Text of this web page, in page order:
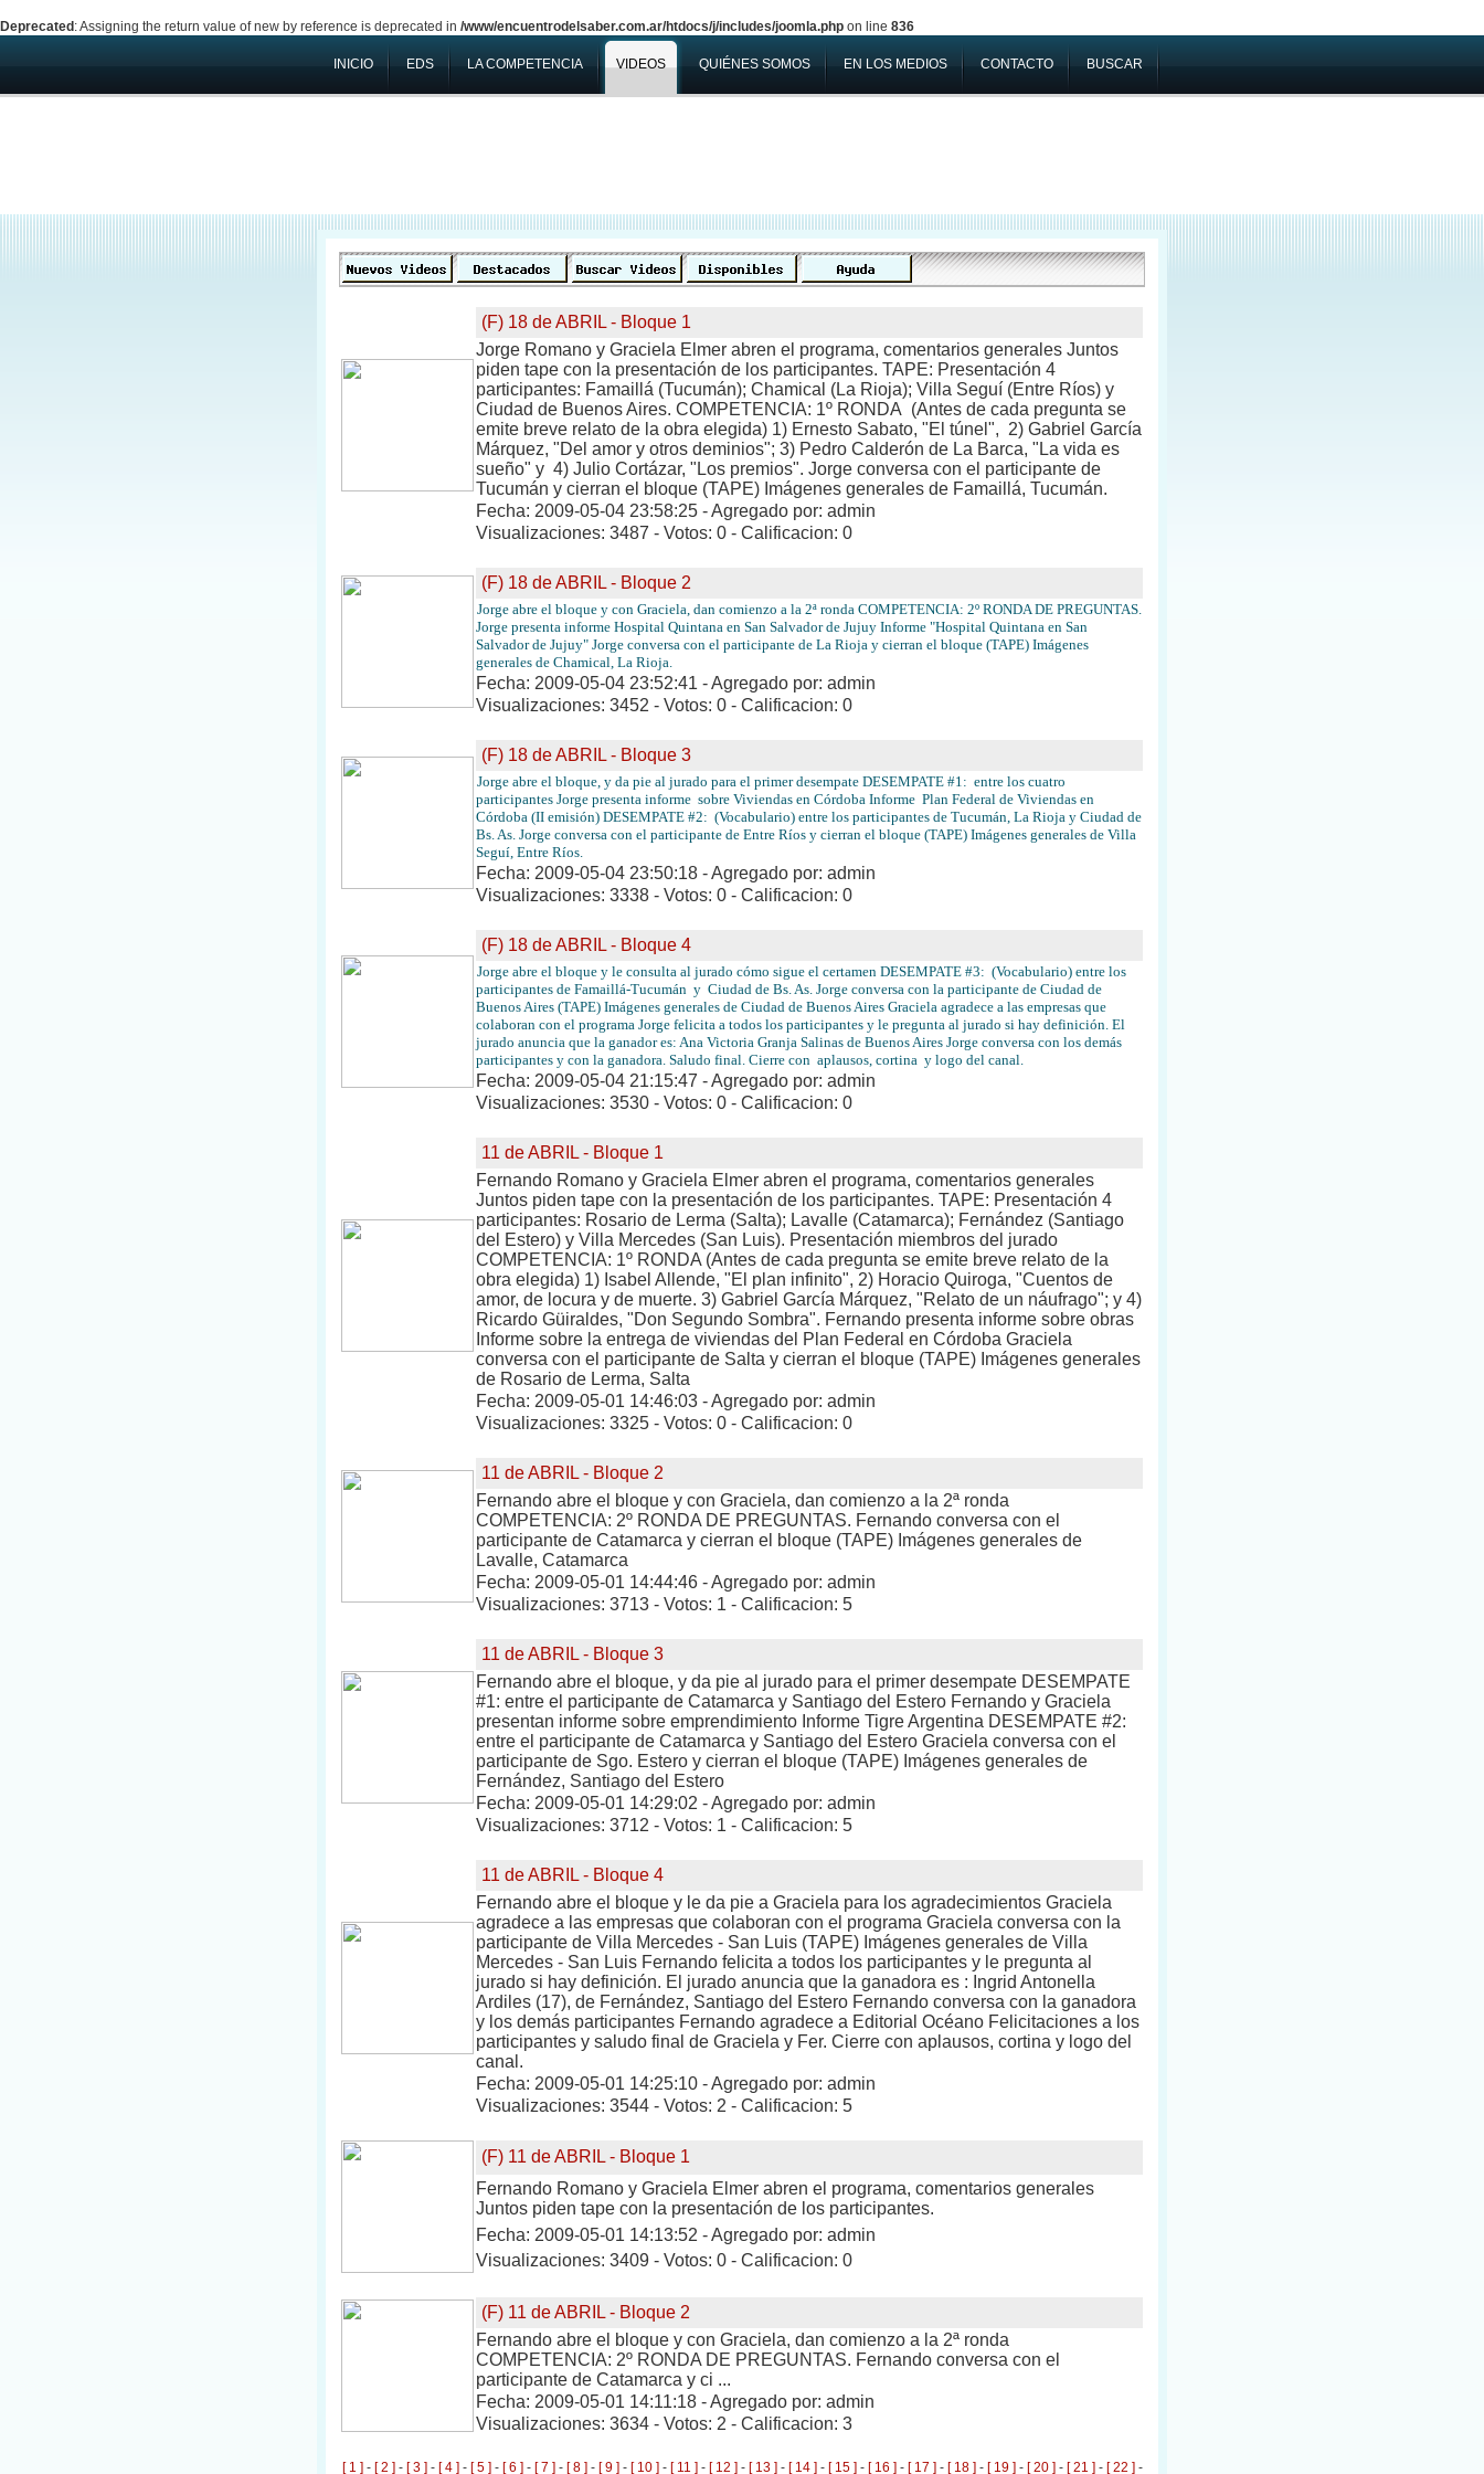
Deprecated : Assigning the return value of new by reference is deprecated in /www/encuentrodelsaber.com.ar/htdocs/j/includes/joomla.php on line 836
INICIO EDS LA COMPETENCIA VIDEOS QUIÉNES SOMOS EN LOS MEDIOS CONTACTO BUSCAR
(F) 18 de ABRIL - Bloque 1
Jorge Romano y Graciela Elmer abren el programa, comentarios generales Juntos
piden tape con la presentación de los participantes. TAPE: Presentación 4
participantes: Famaillá (Tucumán); Chamical (La Rioja); Villa Seguí (Entre Ríos) y
Ciudad de Buenos Aires. COMPETENCIA: 1º RONDA (Antes de cada pregunta se
emite breve relato de la obra elegida) 1) Ernesto Sabato, "El túnel", 2) Gabriel García
Márquez, "Del amor y otros deminios"; 3) Pedro Calderón de La Barca, "La vida es
sueño" y 4) Julio Cortázar, "Los premios". Jorge conversa con el participante de
Tucumán y cierran el bloque (TAPE) Imágenes generales de Famaillá, Tucumán.
Fecha: 2009-05-04 23:58:25 - Agregado por: admin
Visualizaciones: 3487 - Votos: 0 - Calificacion: 0
(F) 18 de ABRIL - Bloque 2
Jorge abre el bloque y con Graciela, dan comienzo a la 2ª ronda COMPETENCIA: 2º RONDA DE PREGUNTAS.
Jorge presenta informe Hospital Quintana en San Salvador de Jujuy Informe "Hospital Quintana en San
Salvador de Jujuy" Jorge conversa con el participante de La Rioja y cierran el bloque (TAPE) Imágenes
generales de Chamical, La Rioja.
Fecha: 2009-05-04 23:52:41 - Agregado por: admin
Visualizaciones: 3452 - Votos: 0 - Calificacion: 0
(F) 18 de ABRIL - Bloque 3
Jorge abre el bloque, y da pie al jurado para el primer desempate DESEMPATE #1: entre los cuatro
participantes Jorge presenta informe sobre Viviendas en Córdoba Informe Plan Federal de Viviendas en
Córdoba (II emisión) DESEMPATE #2: (Vocabulario) entre los participantes de Tucumán, La Rioja y Ciudad de
Bs. As. Jorge conversa con el participante de Entre Ríos y cierran el bloque (TAPE) Imágenes generales de Villa
Seguí, Entre Ríos.
Fecha: 2009-05-04 23:50:18 - Agregado por: admin
Visualizaciones: 3338 - Votos: 0 - Calificacion: 0
(F) 18 de ABRIL - Bloque 4
Jorge abre el bloque y le consulta al jurado cómo sigue el certamen DESEMPATE #3: (Vocabulario) entre los
participantes de Famaillá-Tucumán y Ciudad de Bs. As. Jorge conversa con la participante de Ciudad de
Buenos Aires (TAPE) Imágenes generales de Ciudad de Buenos Aires Graciela agradece a las empresas que
colaboran con el programa Jorge felicita a todos los participantes y le pregunta al jurado si hay definición. El
jurado anuncia que la ganador es: Ana Victoria Granja Salinas de Buenos Aires Jorge conversa con los demás
participantes y con la ganadora. Saludo final. Cierre con aplausos, cortina y logo del canal.
Fecha: 2009-05-04 21:15:47 - Agregado por: admin
Visualizaciones: 3530 - Votos: 0 - Calificacion: 0
11 de ABRIL - Bloque 1
Fernando Romano y Graciela Elmer abren el programa, comentarios generales
Juntos piden tape con la presentación de los participantes. TAPE: Presentación 4
participantes: Rosario de Lerma (Salta); Lavalle (Catamarca); Fernández (Santiago
del Estero) y Villa Mercedes (San Luis). Presentación miembros del jurado
COMPETENCIA: 1º RONDA (Antes de cada pregunta se emite breve relato de la
obra elegida) 1) Isabel Allende, "El plan infinito", 2) Horacio Quiroga, "Cuentos de
amor, de locura y de muerte. 3) Gabriel García Márquez, "Relato de un náufrago"; y 4)
Ricardo Güiraldes, "Don Segundo Sombra". Fernando presenta informe sobre obras
Informe sobre la entrega de viviendas del Plan Federal en Córdoba Graciela
conversa con el participante de Salta y cierran el bloque (TAPE) Imágenes generales
de Rosario de Lerma, Salta
Fecha: 2009-05-01 14:46:03 - Agregado por: admin
Visualizaciones: 3325 - Votos: 0 - Calificacion: 0
11 de ABRIL - Bloque 2
Fernando abre el bloque y con Graciela, dan comienzo a la 2ª ronda
COMPETENCIA: 2º RONDA DE PREGUNTAS. Fernando conversa con el
participante de Catamarca y cierran el bloque (TAPE) Imágenes generales de
Lavalle, Catamarca
Fecha: 2009-05-01 14:44:46 - Agregado por: admin
Visualizaciones: 3713 - Votos: 1 - Calificacion: 5
11 de ABRIL - Bloque 3
Fernando abre el bloque, y da pie al jurado para el primer desempate DESEMPATE
#1: entre el participante de Catamarca y Santiago del Estero Fernando y Graciela
presentan informe sobre emprendimiento Informe Tigre Argentina DESEMPATE #2:
entre el participante de Catamarca y Santiago del Estero Graciela conversa con el
participante de Sgo. Estero y cierran el bloque (TAPE) Imágenes generales de
Fernández, Santiago del Estero
Fecha: 2009-05-01 14:29:02 - Agregado por: admin
Visualizaciones: 3712 - Votos: 1 - Calificacion: 5
11 de ABRIL - Bloque 4
Fernando abre el bloque y le da pie a Graciela para los agradecimientos Graciela
agradece a las empresas que colaboran con el programa Graciela conversa con la
participante de Villa Mercedes - San Luis (TAPE) Imágenes generales de Villa
Mercedes - San Luis Fernando felicita a todos los participantes y le pregunta al
jurado si hay definición. El jurado anuncia que la ganadora es : Ingrid Antonella
Ardiles (17), de Fernández, Santiago del Estero Fernando conversa con la ganadora
y los demás participantes Fernando agradece a Editorial Océano Felicitaciones a los
participantes y saludo final de Graciela y Fer. Cierre con aplausos, cortina y logo del
canal.
Fecha: 2009-05-01 14:25:10 - Agregado por: admin
Visualizaciones: 3544 - Votos: 2 - Calificacion: 5
(F) 11 de ABRIL - Bloque 1
Fernando Romano y Graciela Elmer abren el programa, comentarios generales
Juntos piden tape con la presentación de los participantes.
Fecha: 2009-05-01 14:13:52 - Agregado por: admin
Visualizaciones: 3409 - Votos: 0 - Calificacion: 0
(F) 11 de ABRIL - Bloque 2
Fernando abre el bloque y con Graciela, dan comienzo a la 2ª ronda
COMPETENCIA: 2º RONDA DE PREGUNTAS. Fernando conversa con el
participante de Catamarca y ci ...
Fecha: 2009-05-01 14:11:18 - Agregado por: admin
Visualizaciones: 3634 - Votos: 2 - Calificacion: 3
[ 1 ] - [ 2 ] - [ 3 ] - [ 4 ] - [ 5 ] - [ 6 ] - [ 7 ] - [ 8 ] - [ 9 ] - [ 10 ] - [ 11 ] - [ 12 ] - [ 13 ] - [ 14 ] - [ 15 ] - [ 16 ] - [ 17 ] - [ 18 ] - [ 19 ] - [ 20 ] - [ 21 ] - [ 22 ] -